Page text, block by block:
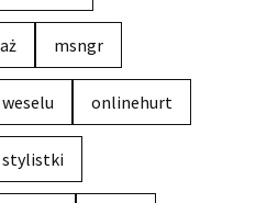
msngr
onlinehurt
stylistki